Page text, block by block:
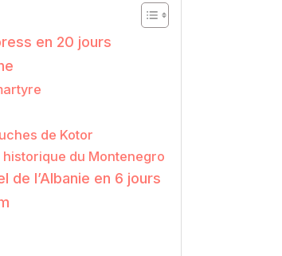
en 20 jours
de Kotor
historique du Montenegro
de l’Albanie en 6 jours